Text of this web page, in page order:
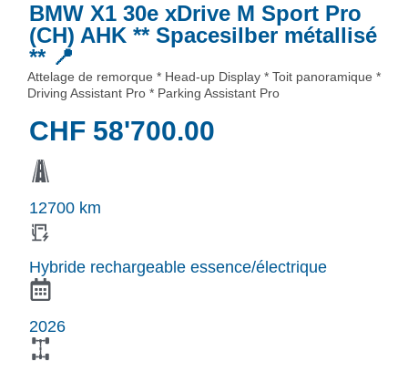
BMW X1 30e xDrive M Sport Pro
(CH) AHK ** Spacesilber métallisé
** 📍
Attelage de remorque * Head-up Display * Toit panoramique *
Driving Assistant Pro * Parking Assistant Pro
CHF 58'700.00
12700 km
Hybride rechargeable essence/électrique
2026